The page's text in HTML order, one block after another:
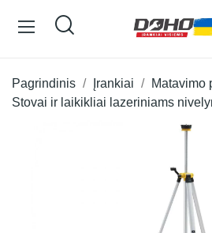
Pagrindinis Įrankiai
Matavimo
Stovai ir laikikliai lazeriniams